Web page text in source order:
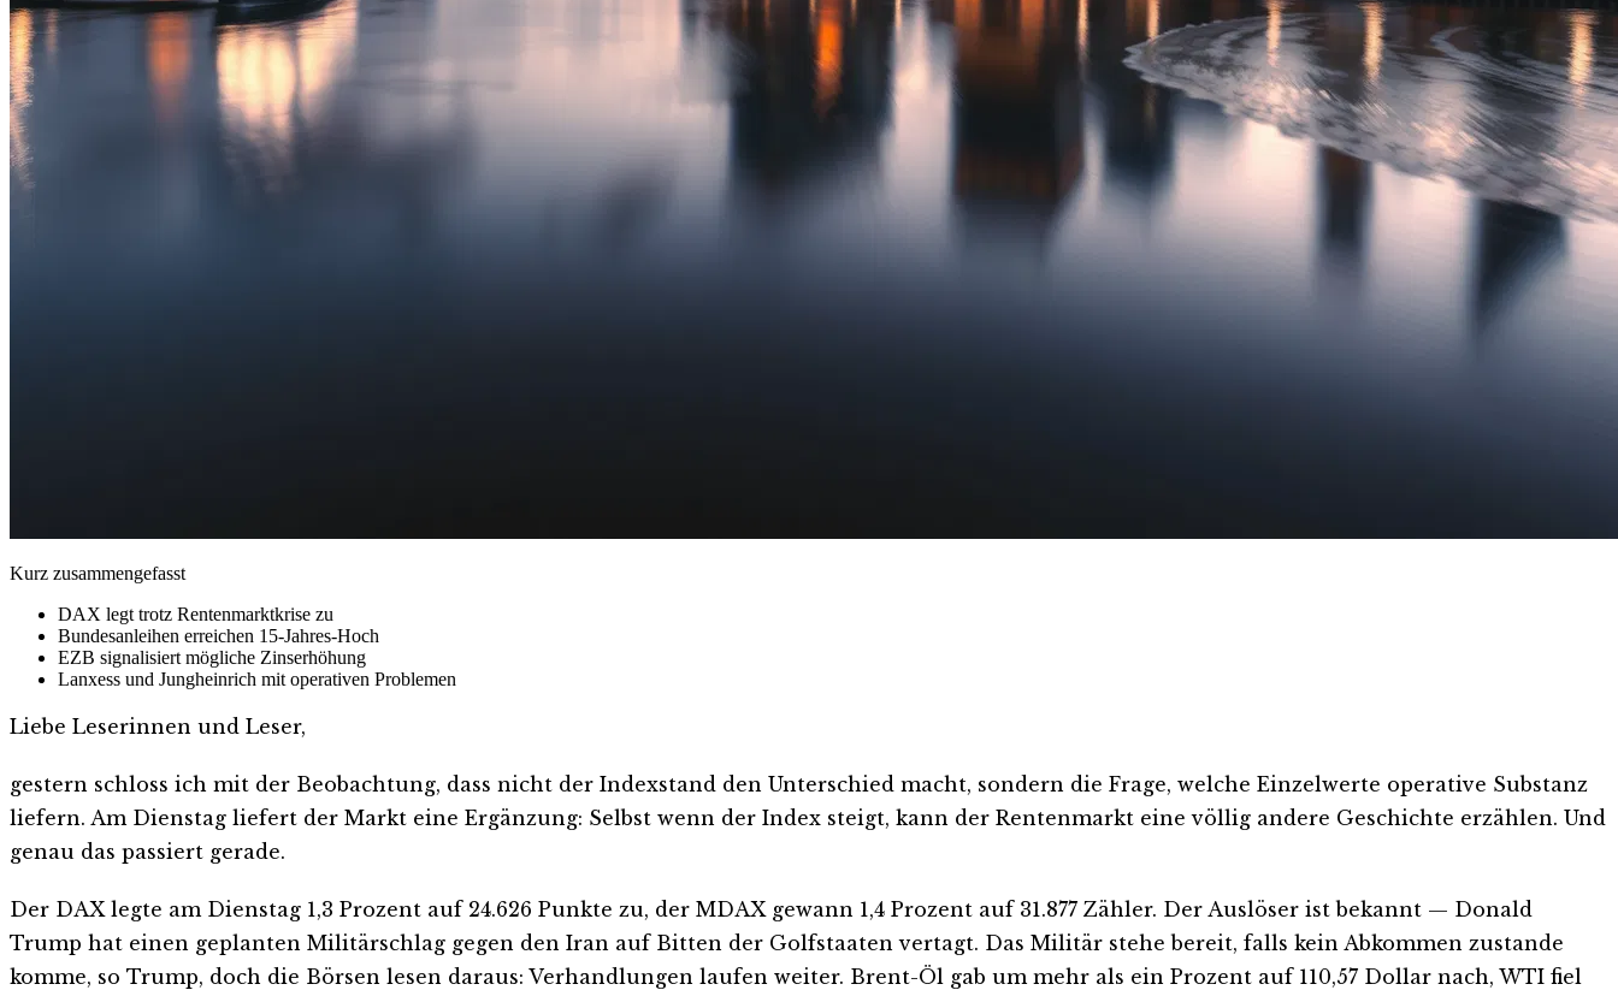
Kurz zusammengefasst
DAX legt trotz Rentenmarktkrise zu
Bundesanleihen erreichen 15-Jahres-Hoch
EZB signalisiert mögliche Zinserhöhung
Lanxess und Jungheinrich mit operativen Problemen
Liebe Leserinnen und Leser,
gestern schloss ich mit der Beobachtung, dass nicht der Indexstand den Unterschied macht, sondern die Frage, welche Einzelwerte operative Substanz
liefern. Am Dienstag liefert der Markt eine Ergänzung: Selbst wenn der Index steigt, kann der Rentenmarkt eine völlig andere Geschichte erzählen. Und
genau das passiert gerade.
Der DAX legte am Dienstag 1,3 Prozent auf 24.626 Punkte zu, der MDAX gewann 1,4 Prozent auf 31.877 Zähler. Der Auslöser ist bekannt — Donald
Trump hat einen geplanten Militärschlag gegen den Iran auf Bitten der Golfstaaten vertagt. Das Militär stehe bereit, falls kein Abkommen zustande
komme, so Trump, doch die Börsen lesen daraus: Verhandlungen laufen weiter. Brent-Öl gab um mehr als ein Prozent auf 110,57 Dollar nach, WTI fiel